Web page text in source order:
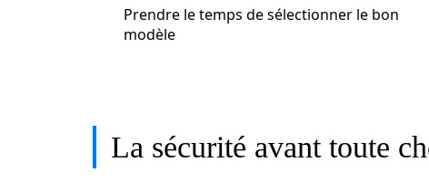
Prendre le temps de sélectionner le bon
modèle
La sécurité avant toute